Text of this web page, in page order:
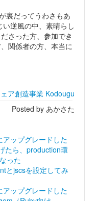
裏だってうわさもあ
逆風の中、素晴らし
さった方、参加でき
関係者の方、本当に
ア創造事業 Kodougu
Posted by あかさた
ップグレードした
たら、production環
った
とjscsを設定してみ
ップグレードした